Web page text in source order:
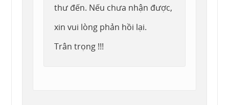
thư đến. Nếu chưa nhận được,
xin vui lòng phản hồi lại.
Trân trọng !!!